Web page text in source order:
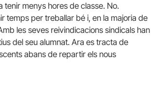
menys hores de classe. No.
temps per treballar bé i, en la majoria de
les seves reivindicacions sindicals han
del seu alumnat. Ara es tracta de
abans de repartir els nous